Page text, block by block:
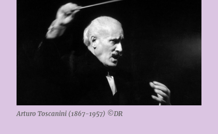
Arturo Toscanini (1867-1957) ©DR